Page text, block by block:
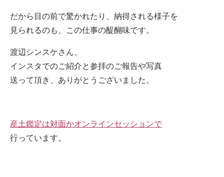
だから目の前で驚かれたり、納得される様子を
見られるのも、この仕事の醍醐味です。
渡辺シンスケさん、
インスタでのご紹介と参拝のご報告や写真
送って頂き、ありがとうございました。
産土鑑定は対面かオンラインセッションで
行っています。